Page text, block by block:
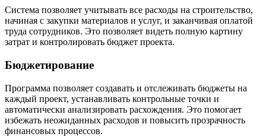
Система позволяет учитывать все расходы на строительство,
начиная с закупки материалов и услуг, и заканчивая оплатой
труда сотрудников. Это позволяет видеть полную картину
затрат и контролировать бюджет проекта.
Бюджетирование
Программа позволяет создавать и отслеживать бюджеты на
каждый проект, устанавливать контрольные точки и
автоматически анализировать расхождения. Это помогает
избежать неожиданных расходов и повысить прозрачность
финансовых процессов.